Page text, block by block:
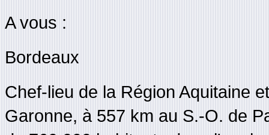
A vous :
Bordeaux
Chef-lieu de la Région Aquitaine
Garonne, à 557 km au S.-O. de